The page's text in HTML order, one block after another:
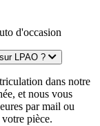
d'occasion
LPAO ?
dans notre
et nous vous
par mail ou
pièce.